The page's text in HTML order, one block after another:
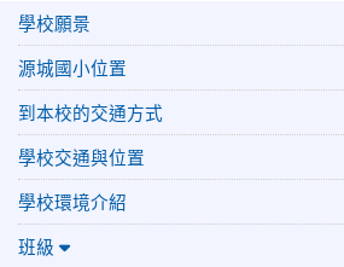
學校願景
源城國小位置
到本校的交通方式
學校交通與位置
學校環境介紹
班級